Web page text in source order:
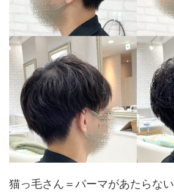
猫っ毛さん＝パーマがあたらない